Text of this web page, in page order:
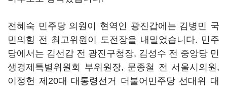
전혜숙 민주당 의원이 현역인 광진갑에는 김병민 국
민의힘 전 최고위원이 도전장을 내밀었습니다. 민주
당에서는 김선갑 전 광진구청장, 김성수 전 중앙당 민
생경제특별위원회 부위원장, 문종철 전 서울시의원,
이정헌 제20대 대통령선거 더불어민주당 선대위 대